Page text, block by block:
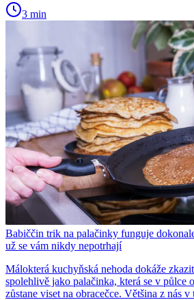
3 min
Babiččin trik na palačinky funguje
už se vám nikdy nepotrhají
Málokterá kuchyňská nehoda dokáže
spolehlivě jako palačinka, která se v půlce
zůstane viset na obracečce. Většina z nás